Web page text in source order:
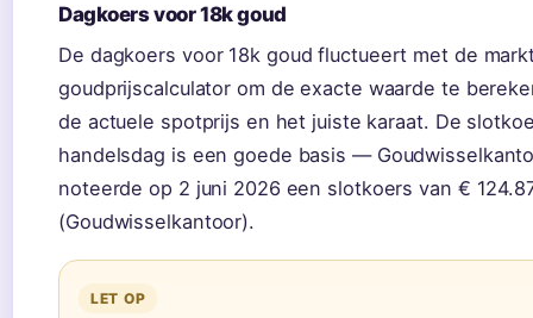
Dagkoers voor 18k goud
De dagkoers voor 18k goud fluctueert met de
goudprijscalculator om de exacte waarde te
de actuele spotprijs en het juiste karaat. De
handelsdag is een goede basis —
noteerde op 2 juni 2026 een slotkoers van €
(Goudwisselkantoor).
LET OP